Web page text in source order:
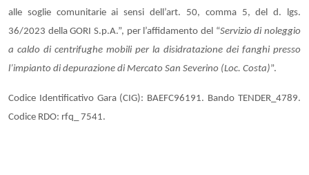
alle soglie comunitarie ai sensi dell’art. 50, comma 5, del d. lgs.
36/2023 della GORI S.p.A.”, per l’affidamento del “Servizio di noleggio
a caldo di centrifughe mobili per la disidratazione dei fanghi presso
l’impianto di depurazione di Mercato San Severino (Loc. Costa)”.
Codice Identificativo Gara (CIG): BAEFC96191. Bando TENDER_4789.
Codice RDO: rfq_
7541.